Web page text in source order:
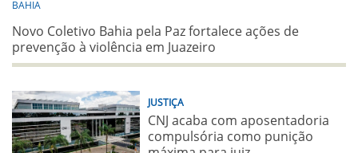
BAHIA
Novo Coletivo Bahia pela Paz fortalece ações de
prevenção à violência em Juazeiro
JUSTIÇA
CNJ acaba com aposentadoria
compulsória como punição